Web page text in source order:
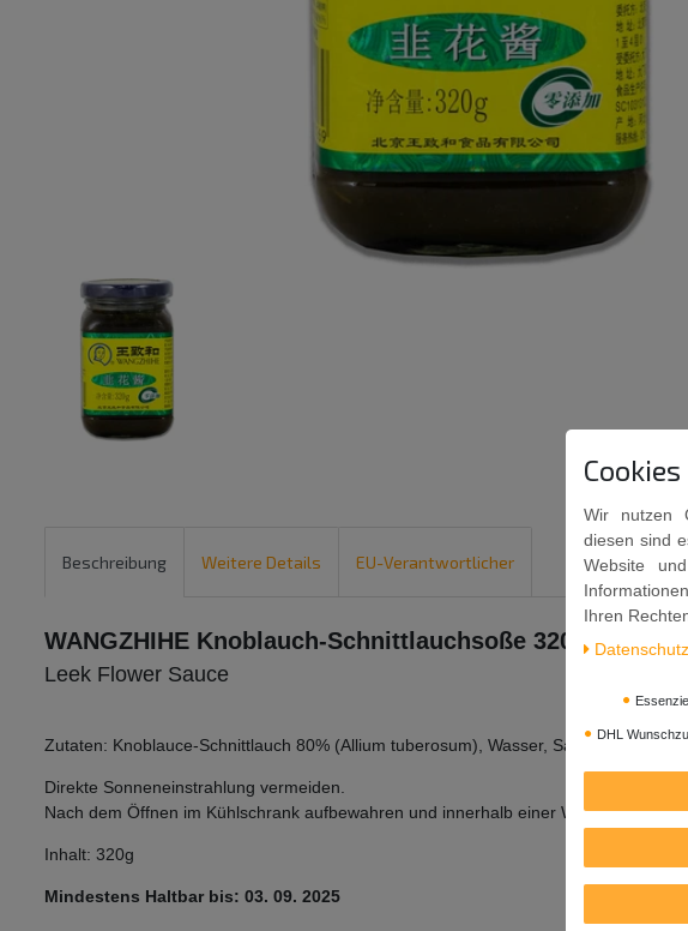
Beschreibung Weitere Details EU-Verantwortlicher
WANGZHIHE Knoblauch-Schnittlauchsoße 320g
Leek Flower Sauce
Zutaten: Knoblauce-Schnittlauch 80% (Allium tuberosum), Wasser, Salz,
Direkte Sonneneinstrahlung vermeiden.
Nach dem Öffnen im Kühlschrank aufbewahren und innerhalb einer Woche
Inhalt: 320g
Mindestens Haltbar bis: 03. 09. 2025
Cookies
Wir nutzen
diesen sind
Website
Ihren
DHL